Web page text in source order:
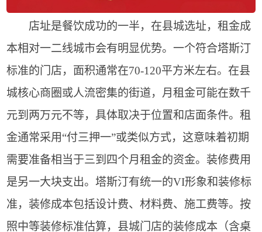
店址是餐饮成功的一半，在县城选址，租金成
本相对一二线城市会有明显优势。一个符合塔斯汀
标准的门店，面积通常在70-120平方米左右。在县
城核心商圈或人流密集的街道，月租金可能在数千
元到两万元不等，具体取决于位置和店面条件。租
金通常采用“付三押一”或类似方式，这意味着初期
需要准备相当于三到四个月租金的资金。装修费用
是另一大块支出。塔斯汀有统一的VI形象和装修标
准，装修成本包括设计费、材料费、施工费等。按
照中等装修标准估算，县城门店的装修成本（含桌